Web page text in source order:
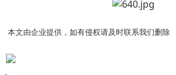
本文由企业提供，如有侵权请及时联系我们删除